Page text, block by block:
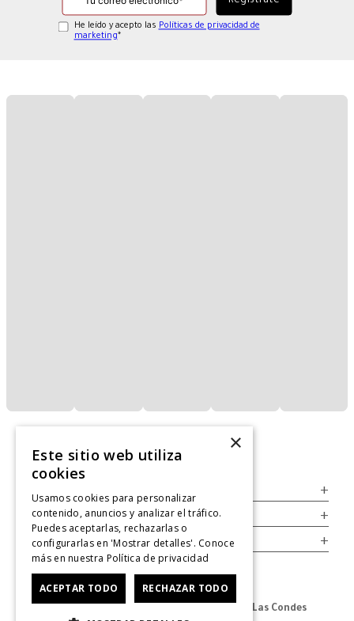
He leído y acepto las Políticas de privacidad de
marketing*
+
Legal +
Cuenta +
Dirección Oficina: Av. Las Condes #11281 - Las Condes
×
Este sitio web utiliza
cookies
Usamos cookies para personalizar
contenido, anuncios y analizar el tráfico.
Puedes aceptarlas, rechazarlas o
configurarlas en 'Mostrar detalles'. Conoce
más en nuestra Política de privacidad
ACEPTAR TODO RECHAZAR TODO